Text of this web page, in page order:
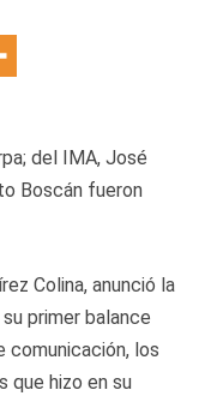
del IMA, José
Boscán fueron
Colina, anunció la
primer balance
comunicación, los
que hizo en su